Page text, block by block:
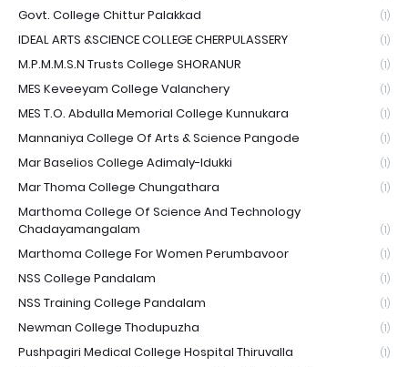
Govt. College Chittur Palakkad (1)
IDEAL ARTS &SCIENCE COLLEGE CHERPULASSERY (1)
M.P.M.M.S.N Trusts College SHORANUR (1)
MES Keveeyam College Valanchery (1)
MES T.O. Abdulla Memorial College Kunnukara (1)
Mannaniya College Of Arts & Science Pangode (1)
Mar Baselios College Adimaly-Idukki (1)
Mar Thoma College Chungathara (1)
Marthoma College Of Science And Technology
Chadayamangalam
(1)
Marthoma College For Women Perumbavoor (1)
NSS College Pandalam (1)
NSS Training College Pandalam (1)
Newman College Thodupuzha (1)
Pushpagiri Medical College Hospital Thiruvalla (1)